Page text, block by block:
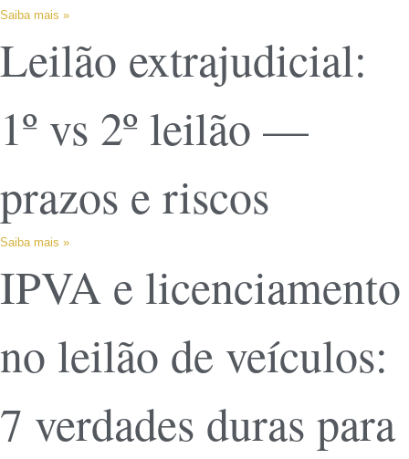
Saiba mais »
Leilão extrajudicial:
1º vs 2º leilão —
prazos e riscos
Saiba mais »
IPVA e licenciamento
no leilão de veículos:
7 verdades duras para